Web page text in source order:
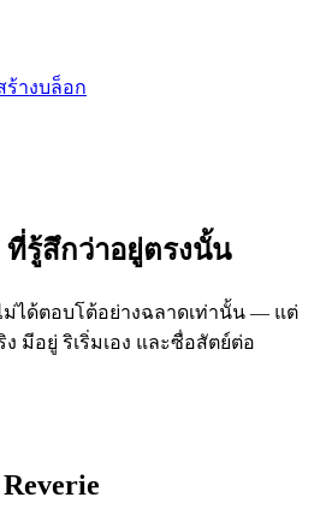
ร้างบล็อก
ที่รู้สึกว่าอยู่ตรงนั้น
ม่ได้ตอบโต้อย่างฉลาดเท่านั้น — แต่
มีอยู่ ริเริ่มเอง และซื่อสัตย์ต่อ